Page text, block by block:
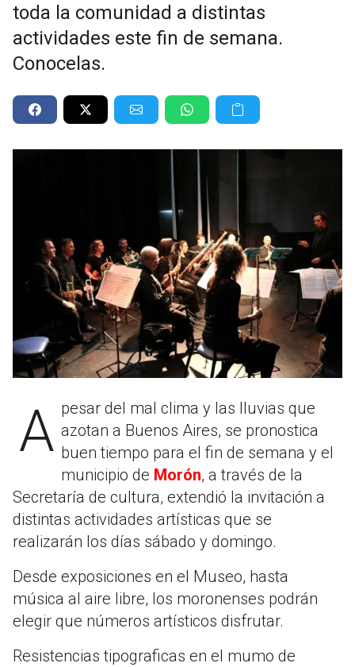
toda la comunidad a distintas
actividades este fin de semana.
Conocelas.
A pesar del mal clima y las lluvias que azotan a Buenos Aires, se pronostica
buen tiempo para el fin de semana y el
municipio de Morón, a través de la
Secretaría de cultura, extendió la invitación a
distintas actividades artísticas que se
realizarán los días sábado y domingo.
Desde exposiciones en el Museo, hasta
música al aire libre, los moronenses podrán
elegir que números artísticos disfrutar.
Resistencias tipograficas en el mumo de